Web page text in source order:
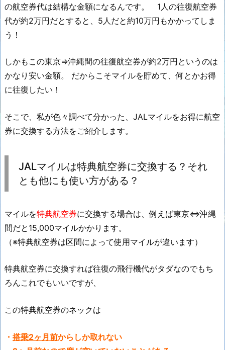
の航空券代は結構な金額になるんです。 1人の往復航空券
代が約2万円だとすると、5人だと約10万円もかかってしま
う！
しかもこの東京⇒沖縄間の往復航空券が約2万円というのは
かなり安い金額。 だからこそマイルを貯めて、何とかお得
に往復したい！
そこで、私が色々調べて分かった、JALマイルをお得に航空
券に交換する方法をご紹介します。
JALマイルは特典航空券に交換する？それ
とも他にも使い方がある？
マイルを特典航空券に交換する場合は、例えば東京⇔沖縄
間だと15,000マイルかかります。
（※特典航空券は区間によって使用マイルが違います）
特典航空券に交換すれば往復の飛行機代がタダなのでもち
ろんこれでもいいですが、
この特典航空券のネックは
・ 搭乗2ヶ月前からしか取れない